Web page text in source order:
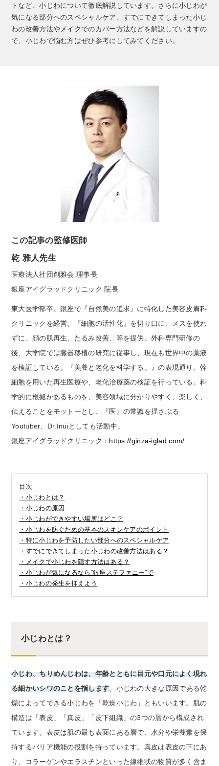
白神秘境活性水
BIVABOO（ビバブー）
Placenta 100
CLÉSCIENCE Beauté
PURE’D 100 PERFECTION
美肌ステファニー
PHYSIOGEL
コンテンツ
ビューティコラム
バーチャル工場見学
ヘルプ
ご利用ガイド
よくある質問
お問い合わせ
お電話でのお問い合わせ
0120-956-100
受付時間 9:00~18:00（土・日曜・祝日除く）
トなど、小じわについて徹底解説しています。さらに小じわが
気になる部分へのスペシャルケア、すでにできてしまった小じ
わの改善方法やメイクでのカバー方法などを解説していますの
で、小じわで悩む方はぜひ参考にしてみてください。
この記事の監修医師
乾 雅人先生
医療法人社団創雅会 理事長
銀座アイグラッドクリニック 院長
東大医学部卒。銀座で『自然美の追求』に特化した美容皮膚科
クリニックを経営。『細胞の活性化』を切り口に、メスを使わ
ずに、顔の肌再生、たるみ改善、等を提供。外科専門研修の
後、大学院では臓器移植の研究に従事し、現在も世界中の薬液
を検証している。『美養と老化を科学する。』の表現通り、幹
細胞を用いた再生医療や、老化治療薬の検証を行っている。科
学的に根拠があるものを、美容領域に分かりやすく、楽しく、
伝えることをモットーとし、『医』の常識を揺さぶる
Youtuber、Dr.Inuiとしても活動中。
銀座アイグラッドクリニック： https://ginza-iglad.com/
目次
・小じわとは？
・小じわの原因
・小じわができやすい場所はどこ？
・小じわを防ぐための基本のスキンケアのポイント
・特に小じわを予防したい部分へのスペシャルケア
・すでにできてしまった小じわの改善方法はある？
・メイクで小じわを隠す方法はある？
・小じわが気になるなら”銀座ステファニー”で
・小じわの発生を抑えよう
小じわとは？
小じわ、ちりめんじわは、年齢とともに目元や口元によく現れ
る細かいシワのことを指します。小じわの大きな原因である乾
燥によってできる小じわを「乾燥小じわ」ともいいます。肌の
構造は「表皮」「真皮」「皮下組織」の3つの層から構成され
ています。表皮は肌の最も表面にある層で、水分や栄養素を保
持するバリア機能の役割を持っています。真皮は表皮の下にあ
り、コラーゲンやエラスチンといった線維状の物質が多く含ま